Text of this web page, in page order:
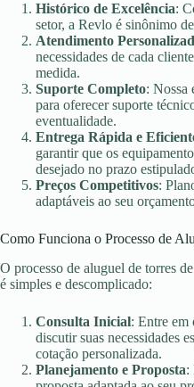
Histórico de Excelência:
setor, a Revlo é sinônimo
Atendimento
necessidades de cada
medida.
Suporte Completo: Nossa
para oferecer suporte
eventualidade.
Entrega Rápida e
garantir que os
desejado no prazo
Preços Competitivos:
adaptáveis ao seu
Como Funciona o Processo de
O processo de aluguel de torres
é simples e descomplicado:
Consulta Inicial: Entre em
discutir suas necessidades
cotação personalizada.
Planejamento e Proposta: